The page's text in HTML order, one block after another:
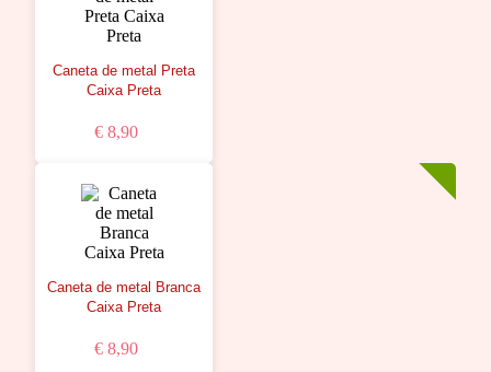
Caneta de metal Preta
Caixa Preta
€ 8,90
Caneta de metal Branca
Caixa Preta
€ 8,90